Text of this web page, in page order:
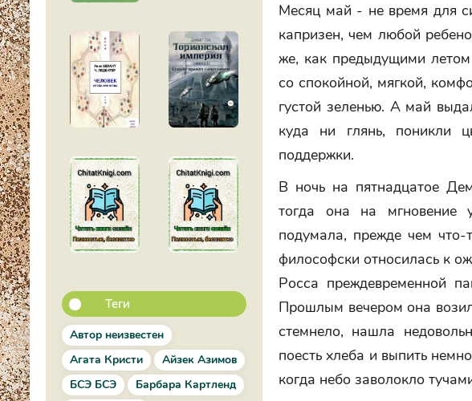
Теги
Автор неизвестен
Агата Кристи
Айзек Азимов
БСЭ БСЭ
Барбара Картленд
Месяц май - не время для
капризен, чем любой
же, как предыдущими
со спокойной, мягкой,
густой зеленью. А май
куда ни глянь, поникли
поддержки.
В ночь на пятнадцатое
тогда она на мгновение
подумала, прежде чем что-
философски относилась к
Росса преждевременной
Прошлым вечером она
стемнело, нашла
поесть хлеба и выпить
когда небо заволокло